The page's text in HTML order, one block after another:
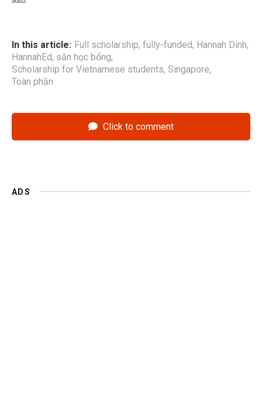
In this article: Full scholarship, fully-funded, Hannah Dinh,
HannahEd, săn học bổng,
Scholarship for Vietnamese students, Singapore,
Toàn phần
Click to comment
ADS